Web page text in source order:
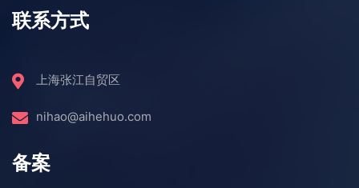
联系方式
上海张江自贸区
nihao@aihehuo.com
备案